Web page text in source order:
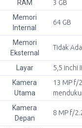
RAM
3 GB
Memori
Internal
64 GB
Memori
Eksternal
Tidak Ada
Layar
5,5 inchi
Kamera
Utama
13 MP f/
Kamera
Depan
8 MP f/